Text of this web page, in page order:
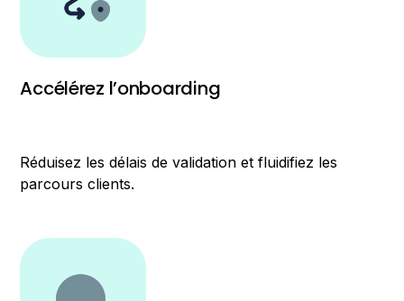
Accélérez l’onboarding
Réduisez les délais de validation et fluidifiez les
parcours clients.